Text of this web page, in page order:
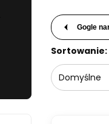
Gogle
Lista
Sortowanie:
Domyślne